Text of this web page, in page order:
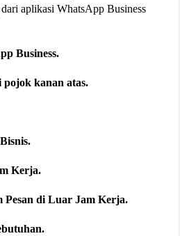
aplikasi WhatsApp Business
Business.
kanan atas.
.
Kerja.
Pesan di Luar Jam Kerja.